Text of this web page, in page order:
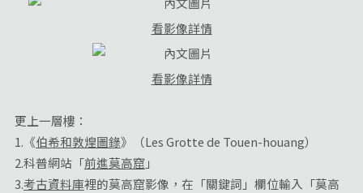
看影像詳情
看影像詳情
更上一層樓：
1.《伯希和敦煌圖錄》（Les Grotte de Touen-houang）
2.科普網站「前進莫高窟」
3.考古資料庫裡的莫高窟影像，在「關鍵詞」欄位輸入「莫高